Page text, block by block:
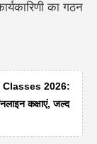
का गठन
2026:
कक्षाएं, जल्द